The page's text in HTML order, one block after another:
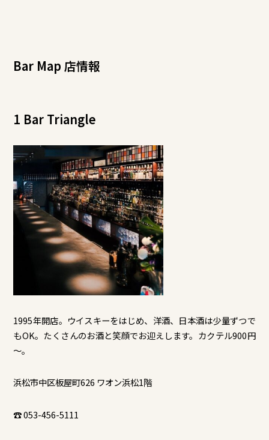
Bar Map 店情報
1 Bar Triangle
1995年開店。ウイスキーをはじめ、洋酒、日本酒は少量ずつで
もOK。たくさんのお酒と笑顔でお迎えします。カクテル900円
～。
浜松市中区板屋町626 ワオン浜松1階
☎ 053-456-5111